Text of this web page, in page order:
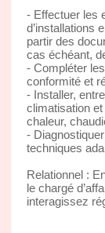
- Effectuer les
d’installations
partir des
cas échéant,
- Compléter
conformité et
- Installer,
climatisation
chaleur,
-
techniques
Relationnel :
le chargé
interagissez